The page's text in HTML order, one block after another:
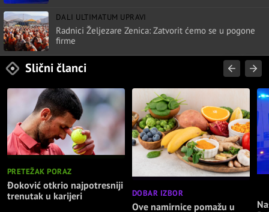
DALI ULTIMATUM UPRAVI
Radnici Željezare Zenica: Zatvorit ćemo se u pogone
firme
Slični članci
PRETEŽAK PORAZ
Đoković otkrio najpotresniji
trenutak u karijeri
DOBAR IZBOR
Ove namirnice pomažu u